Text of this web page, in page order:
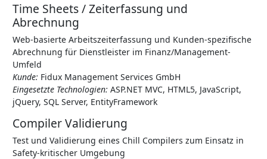
Time Sheets / Zeiterfassung und
Abrechnung
Web-basierte Arbeitszeiterfassung und Kunden-spezifische
Abrechnung für Dienstleister im Finanz/Management-
Umfeld
Kunde: Fidux Management Services GmbH
Eingesetzte Technologien: ASP.NET MVC, HTML5, JavaScript,
jQuery, SQL Server, EntityFramework
Compiler Validierung
Test und Validierung eines Chill Compilers zum Einsatz in
Safety-kritischer Umgebung